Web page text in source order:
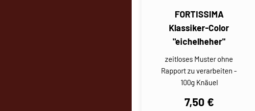
FORTISSIMA
Klassiker-Color
"eichelheher"
zeitloses Muster ohne
Rapport zu verarbeiten -
100g Knäuel
7,50 €